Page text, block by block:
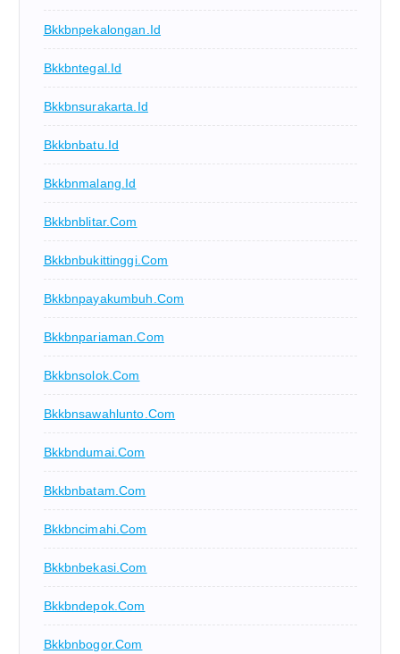
Bkkbnpekalongan.id
Bkkbntegal.id
Bkkbnsurakarta.id
Bkkbnbatu.id
Bkkbnmalang.id
Bkkbnblitar.com
Bkkbnbukittinggi.com
Bkkbnpayakumbuh.com
Bkkbnpariaman.com
Bkkbnsolok.com
Bkkbnsawahlunto.com
Bkkbndumai.com
Bkkbnbatam.com
Bkkbncimahi.com
Bkkbnbekasi.com
Bkkbndepok.com
Bkkbnbogor.com